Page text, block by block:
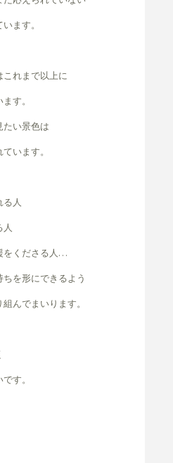
ます。
これまで以上に
す。
たい景色は
います。
る人
人
をくださる人…
を形にできるよう
んでまいります。
す。